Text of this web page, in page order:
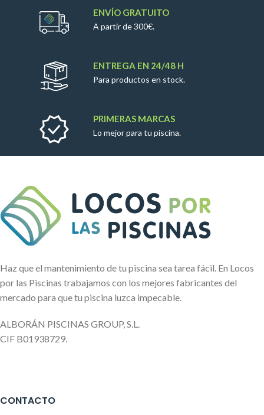
ENVÍO GRATUITO
A partir de 300€.
ENTREGA EN 24/48 H
Para productos en stock.
PRIMERAS MARCAS
Lo mejor para tu piscina.
Haz que el mantenimiento de tu piscina sea tarea fácil. En Locos
por las Piscinas trabajamos con los mejores fabricantes del
mercado para que tu piscina luzca impecable.
ALBORÁN PISCINAS GROUP, S.L.
CIF B01938729.
CONTACTO